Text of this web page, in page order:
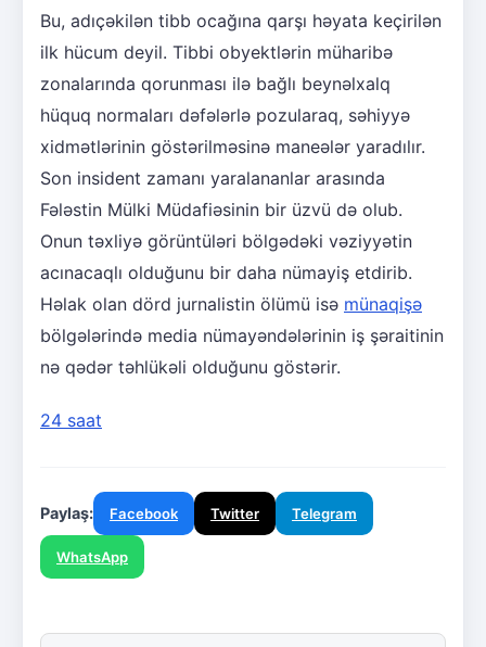
Bu, adıçəkilən tibb ocağına qarşı həyata keçirilən
ilk hücum deyil. Tibbi obyektlərin müharibə
zonalarında qorunması ilə bağlı beynəlxalq
hüquq normaları dəfələrlə pozularaq, səhiyyə
xidmətlərinin göstərilməsinə maneələr yaradılır.
Son insident zamanı yaralananlar arasında
Fələstin Mülki Müdafiəsinin bir üzvü də olub.
Onun təxliyə görüntüləri bölgədəki vəziyyətin
acınacaqlı olduğunu bir daha nümayiş etdirib.
Həlak olan dörd jurnalistin ölümü isə münaqişə
bölgələrində media nümayəndələrinin iş şəraitinin
nə qədər təhlükəli olduğunu göstərir.
24 saat
Paylaş: Facebook Twitter Telegram
WhatsApp